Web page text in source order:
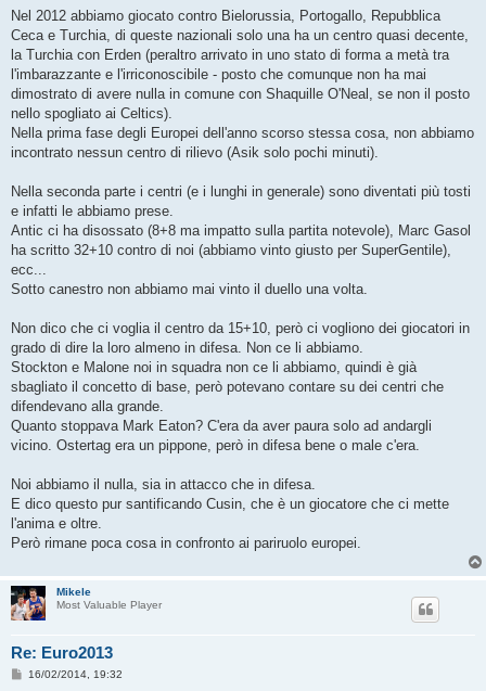
Nel 2012 abbiamo giocato contro Bielorussia, Portogallo, Repubblica
Ceca e Turchia, di queste nazionali solo una ha un centro quasi decente,
la Turchia con Erden (peraltro arrivato in uno stato di forma a metà tra
l'imbarazzante e l'irriconoscibile - posto che comunque non ha mai
dimostrato di avere nulla in comune con Shaquille O'Neal, se non il posto
nello spogliato ai Celtics).
Nella prima fase degli Europei dell'anno scorso stessa cosa, non abbiamo
incontrato nessun centro di rilievo (Asik solo pochi minuti).
Nella seconda parte i centri (e i lunghi in generale) sono diventati più tosti
e infatti le abbiamo prese.
Antic ci ha disossato (8+8 ma impatto sulla partita notevole), Marc Gasol
ha scritto 32+10 contro di noi (abbiamo vinto giusto per SuperGentile),
ecc...
Sotto canestro non abbiamo mai vinto il duello una volta.
Non dico che ci voglia il centro da 15+10, però ci vogliono dei giocatori in
grado di dire la loro almeno in difesa. Non ce li abbiamo.
Stockton e Malone noi in squadra non ce li abbiamo, quindi è già
sbagliato il concetto di base, però potevano contare su dei centri che
difendevano alla grande.
Quanto stoppava Mark Eaton? C'era da aver paura solo ad andargli
vicino. Ostertag era un pippone, però in difesa bene o male c'era.
Noi abbiamo il nulla, sia in attacco che in difesa.
E dico questo pur santificando Cusin, che è un giocatore che ci mette
l'anima e oltre.
Però rimane poca cosa in confronto ai pariruolo europei.
Mikele
Most Valuable Player
Re: Euro2013
M16/02/2014, 19:32